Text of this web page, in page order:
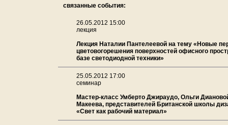
связанные события:
26.05.2012 15:00
лекция
Лекция Наталии Пантелеевой на тему «Новые
цветовогорешения поверхностей офисного
базе светодиодной техники»
25.05.2012 17:00
семинар
Мастер-класс Умберто Джираудо, Ольги
Макеева, представителей Британской школы
«Свет как рабочий материал»